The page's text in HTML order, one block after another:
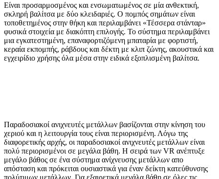
Είναι προσαρμοσμένος και ενσωματωμένος σε μία ανθεκτική,
σκληρή βαλίτσα με δύο κλειδαριές. Ο πομπός σημάτων είναι
τοποθετημένος στην θήκη και περιλαμβάνει «Τέσσερα στάνταρ»
φυσικά στοιχεία με διακόπτη επιλογής. Το σύστημα περιλαμβάνει
μια εγκατεστημένη, επαναφορτιζόμενη μπαταρία με φορτιστή,
κεραία εκπομπής, ράβδους και δέκτη με κλιπ ζώνης, ακουστικά και
εγχειρίδιο χρήσης όλα μέσα στην ειδικά εξοπλισμένη βαλίτσα.
Παραδοσιακοί ανιχνευτές μετάλλων βασίζονται στην κίνηση του
χεριού και η λειτουργία τους είναι περιορισμένη. Λόγω της
διαφορετικής αρχής, οι παραδοσιακοί ανιχνευτές μετάλλων είναι
πολύ περιορισμένοι σε μεγάλα βάθη. Η σειρά των VR ανέπτυξε
μεγάλο βάθος σε ένα σύστημα ανίχνευσης μετάλλων απο
απόσταση και πρόκειται ουσιαστικά για έναν δείκτη κατεύθυνσης
πολύτιμων μετάλλων. Για εξαιρετικά μεγάλα βάθη σε όλες τις